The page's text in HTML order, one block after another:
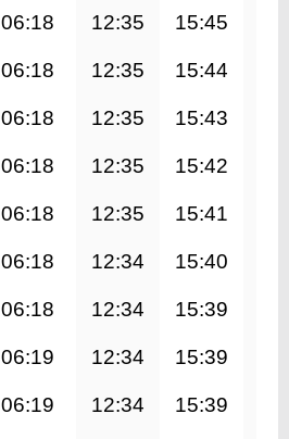
06:18 12:35 15:45
06:18 12:35 15:44
06:18 12:35 15:43
06:18 12:35 15:42
06:18 12:35 15:41
06:18 12:34 15:40
06:18 12:34 15:39
06:19 12:34 15:39
06:19 12:34 15:39